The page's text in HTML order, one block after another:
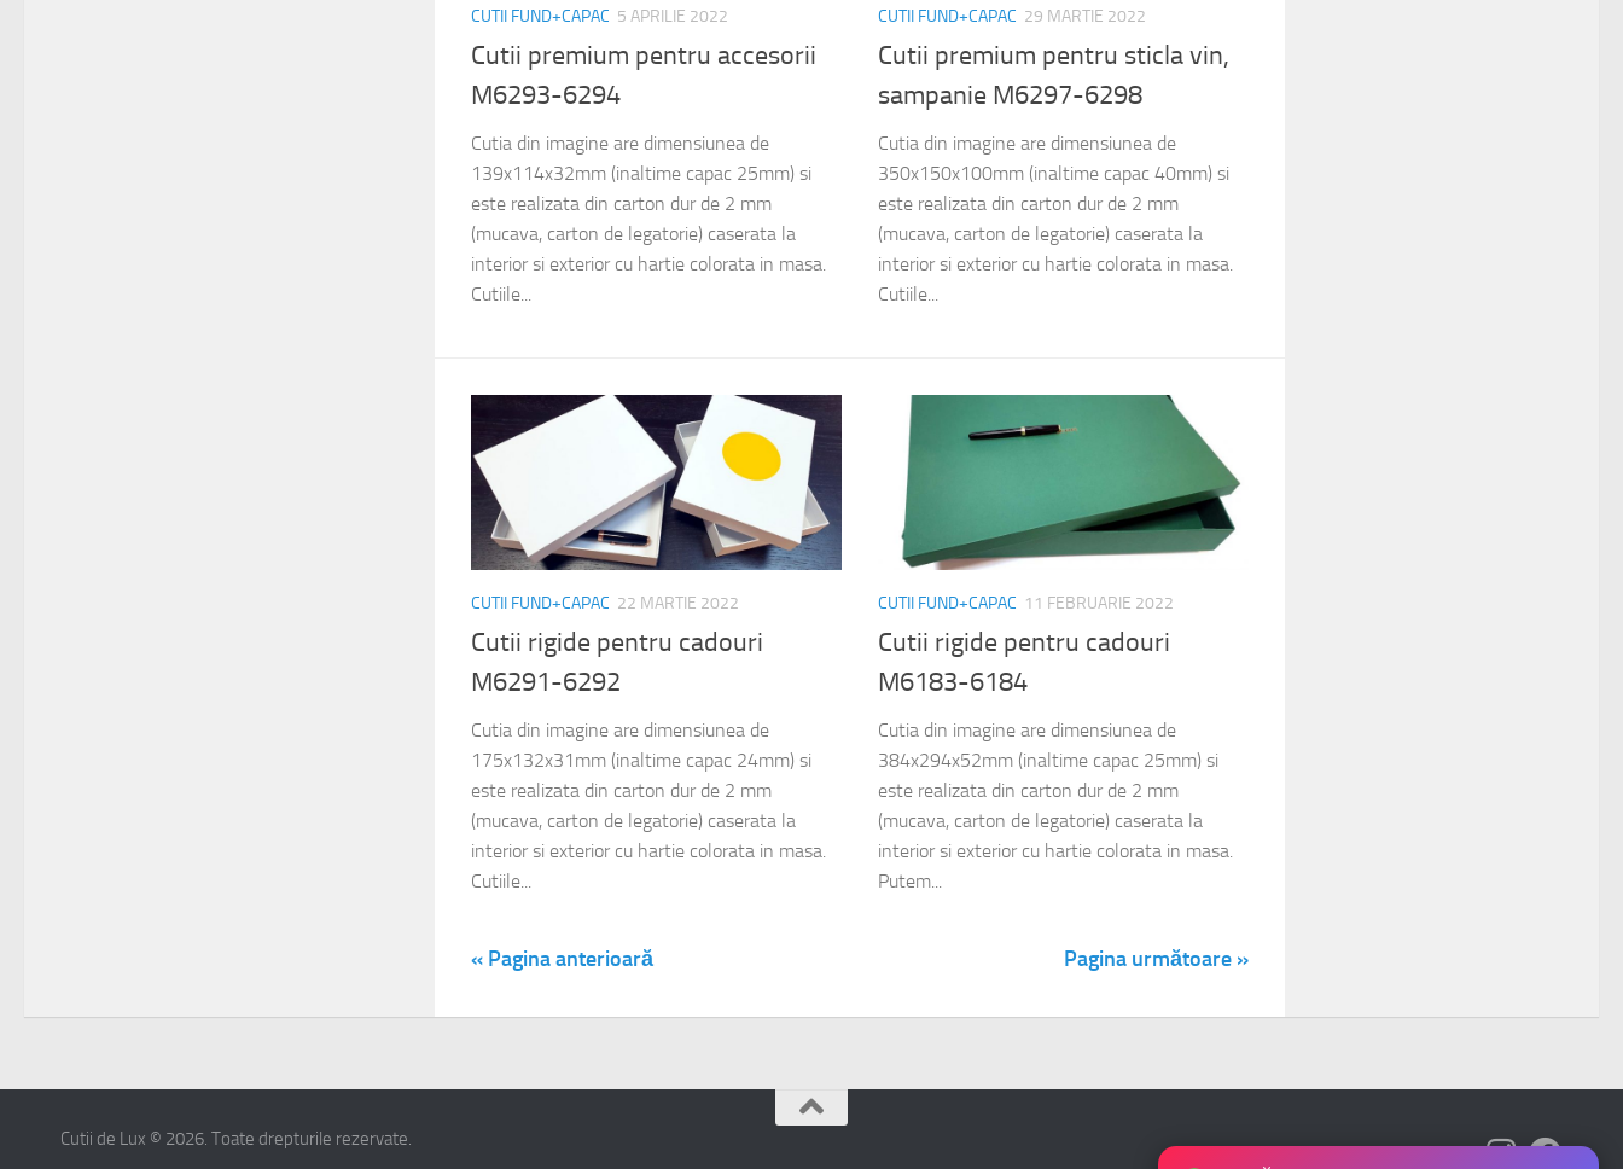
CUTII FUND+CAPAC 5 APRILIE 2022
Cutii premium pentru accesorii
M6293-6294
Cutia din imagine are dimensiunea de
139x114x32mm (inaltime capac 25mm) si
este realizata din carton dur de 2 mm
(mucava, carton de legatorie) caserata la
interior si exterior cu hartie colorata in masa.
Cutiile...
CUTII FUND+CAPAC 29 MARTIE 2022
Cutii premium pentru sticla vin,
sampanie M6297-6298
Cutia din imagine are dimensiunea de
350x150x100mm (inaltime capac 40mm) si
este realizata din carton dur de 2 mm
(mucava, carton de legatorie) caserata la
interior si exterior cu hartie colorata in masa.
Cutiile...
CUTII FUND+CAPAC 22 MARTIE 2022
Cutii rigide pentru cadouri
M6291-6292
Cutia din imagine are dimensiunea de
175x132x31mm (inaltime capac 24mm) si
este realizata din carton dur de 2 mm
(mucava, carton de legatorie) caserata la
interior si exterior cu hartie colorata in masa.
Cutiile...
CUTII FUND+CAPAC 11 FEBRUARIE 2022
Cutii rigide pentru cadouri
M6183-6184
Cutia din imagine are dimensiunea de
384x294x52mm (inaltime capac 25mm) si
este realizata din carton dur de 2 mm
(mucava, carton de legatorie) caserata la
interior si exterior cu hartie colorata in masa.
Putem...
« Pagina anterioară Pagina următoare »
Cutii de Lux © 2026. Toate drepturile rezervate.